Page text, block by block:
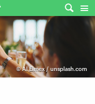
©Al Elmex / unsplash.com